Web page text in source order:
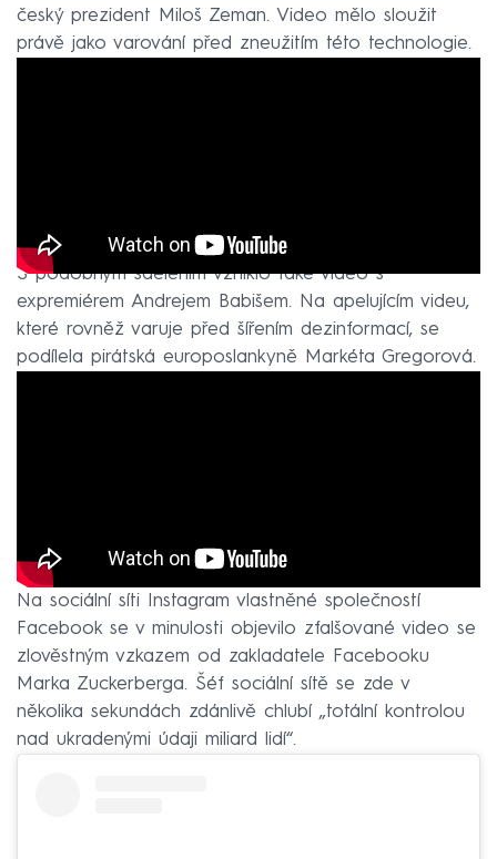
český prezident Miloš Zeman. Video mělo sloužit
právě jako varování před zneužitím této technologie.
S podobným sdělením vzniklo také video s
expremiérem Andrejem Babišem. Na apelujícím videu,
které rovněž varuje před šířením dezinformací, se
podílela pirátská europoslankyně Markéta Gregorová.
Na sociální síti Instagram vlastněné společností
Facebook se v minulosti objevilo zfalšované video se
zlověstným vzkazem od zakladatele Facebooku
Marka Zuckerberga. Šéf sociální sítě se zde v
několika sekundách zdánlivě chlubí „totální kontrolou
nad ukradenými údaji miliard lidí“.